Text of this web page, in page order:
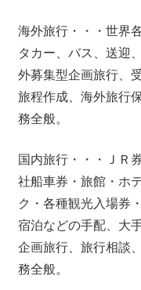
海外旅行・・・世界
タカー、バス、送迎
外募集型企画旅行、
旅程作成、海外旅行
務全般。
国内旅行・・・ＪＲ
社船車券・旅館・ホ
ク・各種観光入場券
宿泊などの手配、大
企画旅行、旅行相談
務全般。